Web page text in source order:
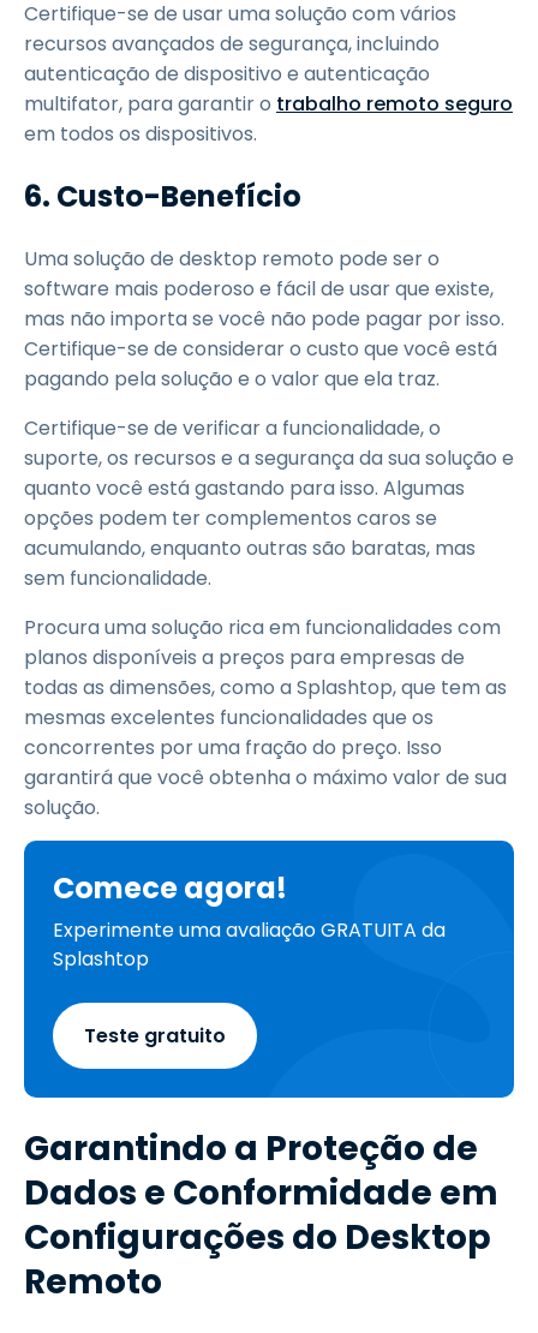
Certifique-se de usar uma solução com vários
recursos avançados de segurança, incluindo
autenticação de dispositivo e autenticação
multifator, para garantir o trabalho remoto seguro
em todos os dispositivos.
6. Custo-Benefício
Uma solução de desktop remoto pode ser o
software mais poderoso e fácil de usar que existe,
mas não importa se você não pode pagar por isso.
Certifique-se de considerar o custo que você está
pagando pela solução e o valor que ela traz.
Certifique-se de verificar a funcionalidade, o
suporte, os recursos e a segurança da sua solução e
quanto você está gastando para isso. Algumas
opções podem ter complementos caros se
acumulando, enquanto outras são baratas, mas
sem funcionalidade.
Procura uma solução rica em funcionalidades com
planos disponíveis a preços para empresas de
todas as dimensões, como a Splashtop, que tem as
mesmas excelentes funcionalidades que os
concorrentes por uma fração do preço. Isso
garantirá que você obtenha o máximo valor de sua
solução.
Comece agora!
Experimente uma avaliação GRATUITA da
Splashtop
Teste gratuito
Garantindo a Proteção de
Dados e Conformidade em
Configurações do Desktop
Remoto